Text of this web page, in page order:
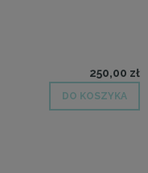
250,00 zł
DO KOSZYKA